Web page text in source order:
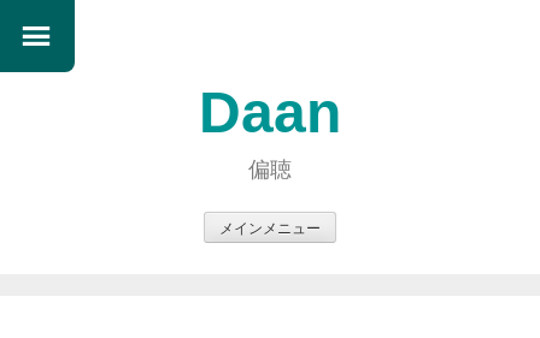
Daan
偏聴
メインメニュー